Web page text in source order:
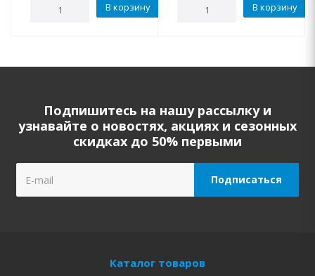
В корзину В корзину
Подпишитесь на нашу рассылку и
узнавайте о новостях, акциях и сезонных
скидках до 50% первыми
Каталог товаров